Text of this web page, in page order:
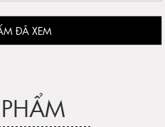
ĐÃ XEM